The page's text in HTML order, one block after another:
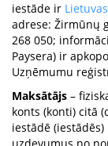
iestāde ir
adrese: Žirmūnų
268 050;
Paysera) ir
Uzņēmumu
Maksātājs –
konts (konti) citā
iestādē